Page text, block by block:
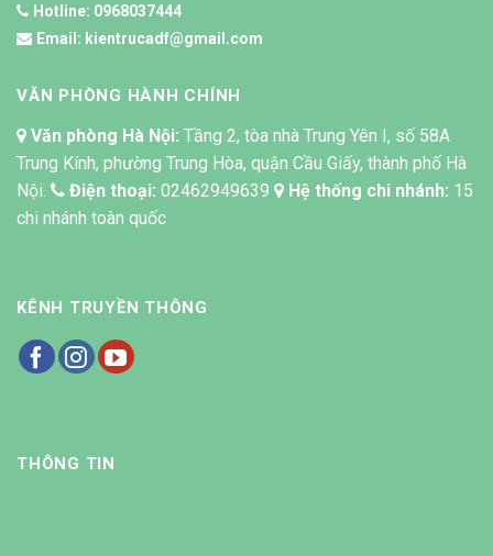
Hotline: 0968037444
Email: kientrucadf@gmail.com
VĂN PHÒNG HÀNH CHÍNH
Văn phòng Hà Nội: Tầng 2, tòa nhà Trung Yên I, số 58A
Trung Kính, phường Trung Hòa, quận Cầu Giấy, thành phố Hà
Nội.
Điện thoại: 02462949639 Hệ thống chi nhánh: 15
chi nhánh toàn quốc
KÊNH TRUYỀN THÔNG
THÔNG TIN